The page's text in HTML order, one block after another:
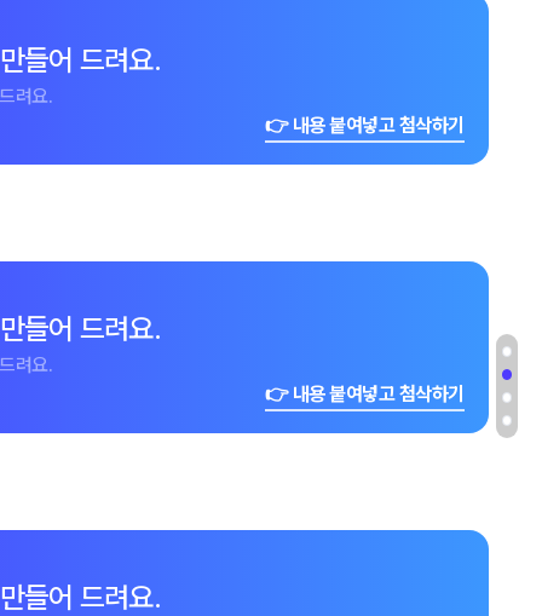
들어 드려요.
려요.
👉 내용 붙여넣고 첨삭하기
들어 드려요.
려요.
👉 내용 붙여넣고 첨삭하기
들어 드려요.